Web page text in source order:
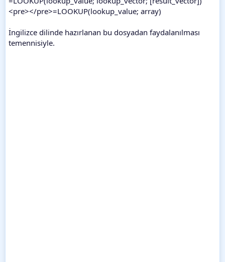
<pre></pre>=LOOKUP(lookup_value; array)
İngilizce dilinde hazırlanan bu dosyadan faydalanılması
temennisiyle.